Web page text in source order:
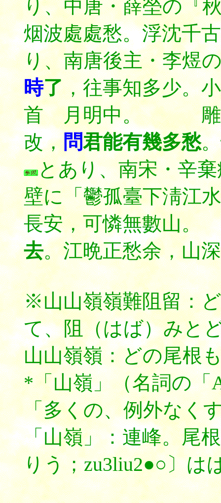
り、中唐・薛塋の『
烟波處處愁。浮沈千
り、南唐後主・李煜
時了，往事知多少。
首 月明中。 雕欄
改，問君能有幾多愁。
とあり、南宋・辛
壁に「鬱孤臺下淸江
長安，可憐無數山
去。江晩正愁余，山
※山山嶺嶺難阻留：
て、阻（はば）みと
山山嶺嶺：どの尾根
*「山嶺」（名詞の「
「多くの、例外なく
「山嶺」：連峰。尾
りう；zu3liu2●○〕は